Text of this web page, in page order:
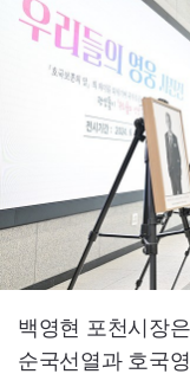
백영현 포천시장
순국선열과 호국